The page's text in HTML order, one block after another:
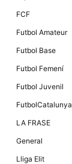
FCF
Futbol Amateur
Futbol Base
Futbol Femení
Futbol Juvenil
FutbolCatalunya
LA FRASE
General
Lliga Elit